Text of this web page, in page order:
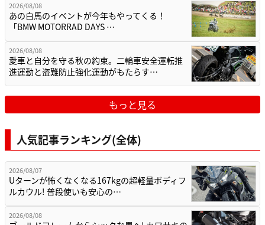
2026/08/08
あの白馬のイベントが今年もやってくる！
「BMW MOTORRAD DAYS …
2026/08/08
愛車と自分を守る秋の約束。二輪車安全運転推
進運動と盗難防止強化運動がもたらす…
もっと見る
人気記事ランキング(全体)
2026/08/07
Uターンが怖くなくなる167kgの超軽量ボディフ
ルカウル! 普段使いも安心の…
2026/08/08